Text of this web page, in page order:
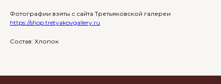
Фотографии взяты с сайта Третьяковской галереи
https://shop.tretyakovgallery.ru
Состав: Хлопок